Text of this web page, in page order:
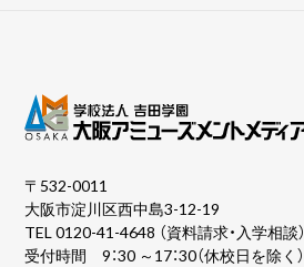
〒532-0011
大阪市淀川区西中島3-12-19
TEL0120-41-4648 （資料請求・入学相談）
受付時間 9：30 ～17：30（休校日を除く）